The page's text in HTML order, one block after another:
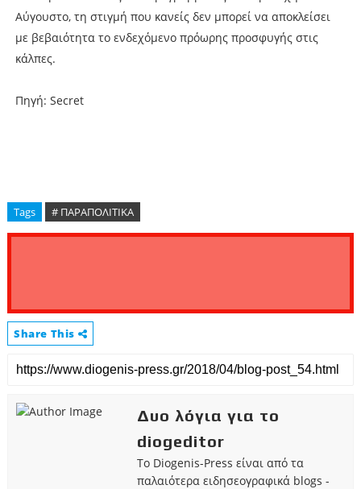
Αύγουστο, τη στιγµή που κανείς δεν µπορεί να αποκλείσει
µε βεβαιότητα το ενδεχόµενο πρόωρης προσφυγής στις
κάλπες.
Πηγή: Secret
Tags # ΠΑΡΑΠΟΛΙΤΙΚΑ
Share This
Δυο λόγια για το
diogeditor
Το Diogenis-Press είναι από τα
παλαιότερα ειδησεογραφικά blogs -